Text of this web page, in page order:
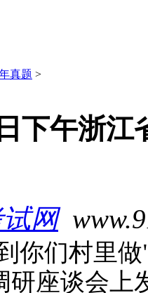
真题 >
下午浙
网
你们村里
研座谈会上